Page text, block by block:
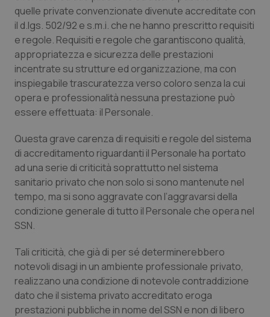
Edizioni Regionali
QS Pro
Professionisti Sanitari.AI
Abruzzo
Basilicata
Calabria
Campania
Emilia-Romagna
Friuli Venezia Giulia
Lazio
QS Pro Gold
Artrite & artrosi
Asma & BPCO
Car-T
Colesterolo & coronaropatie
Dermatite Atopica
Diabete & glucometri
QS Club Newsletter
quelle private convenzionate divenute accreditate con
il d.lgs. 502/92 e s.m.i. che ne hanno prescritto requisiti
e regole. Requisiti e regole che garantiscono qualità,
appropriatezza e sicurezza delle prestazioni
incentrate su strutture ed organizzazione, ma con
inspiegabile trascuratezza verso coloro senza la cui
opera e professionalità nessuna prestazione può
essere effettuata: il Personale.
Questa grave carenza di requisiti e regole del sistema
di accreditamento riguardanti il Personale ha portato
ad una serie di criticità soprattutto nel sistema
sanitario privato che non solo si sono mantenute nel
tempo, ma si sono aggravate con l’aggravarsi della
condizione generale di tutto il Personale che opera nel
SSN.
Tali criticità, che già di per sé determinerebbero
notevoli disagi in un ambiente professionale privato,
realizzano una condizione di notevole contraddizione
dato che il sistema privato accreditato eroga
prestazioni pubbliche in nome del SSN e non di libero